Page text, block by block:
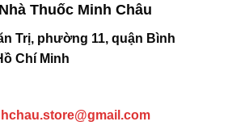
Thuốc Minh Châu
Trị, phường 11, quận Bình
Chí Minh